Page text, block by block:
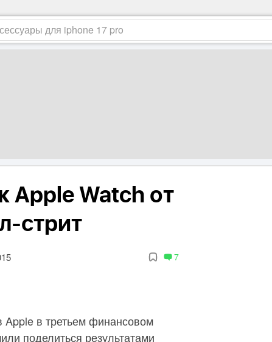
Apple Watch от
стрит
7
Apple в третьем финансовом
поделиться результатами